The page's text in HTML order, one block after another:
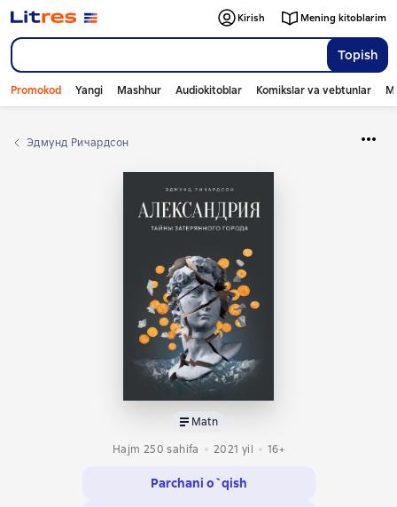
Topish
Kirish Mening kitoblarim
Promokod Yangi Mashhur Audiokitoblar Komikslar va vebtunlar
Эдмунд Ричардсон
Matn
Hajm 250 sahifa
2021 yil 16+
Parchani o`qish